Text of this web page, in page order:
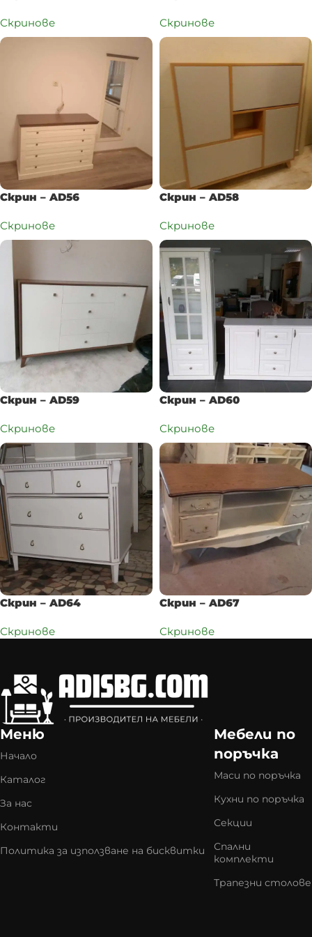
Скринове Скринове
Скрин – AD56
Скринове
Скрин – AD58
Скринове
Скрин – AD59
Скринове
Скрин – AD60
Скринове
Скрин – AD64
Скринове
Скрин – AD67
Скринове
Меню
Начало
Каталог
За нас
Контакти
Политика за използване на бисквитки
Мебели по
поръчка
Маси по поръчка
Кухни по поръчка
Секции
Спални
комплекти
Трапезни столове